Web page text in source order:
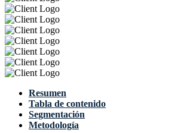
Resumen
Tabla de contenido
Segmentación
Metodología